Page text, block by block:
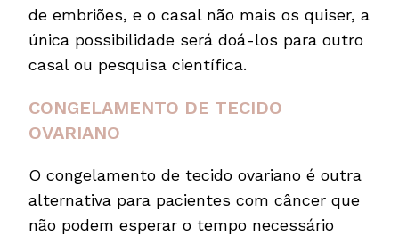
de embriões, e o casal não mais os quiser, a
única possibilidade será doá-los para outro
casal ou pesquisa científica.
CONGELAMENTO DE TECIDO
OVARIANO
O congelamento de tecido ovariano é outra
alternativa para pacientes com câncer que
não podem esperar o tempo necessário